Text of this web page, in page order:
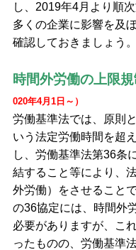
し、2019年4月より順
多くの企業に影響を及
確認しておきましょう。
時間外労働の上限規
020年4月1日～）
労働基準法では、原則
いう法定労働時間を超
し、労働基準法第36条
結すること等により、
外労働）をさせること
の36協定には、時間外
必要がありますが、こ
ったものの、労働基準